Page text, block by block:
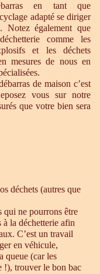
en tant que
adapté se diriger
Notez également que
comme les
et les déchets
mesures de nous en
de maison c’est
vous sur notre
que votre bien sera
déchets (autres que
qui ne pourrons être
à la déchetterie afin
C’est un travail
en véhicule,
queue (car les
!), trouver le bon bac